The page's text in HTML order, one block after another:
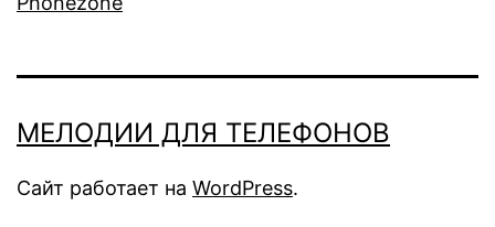
МЕЛОДИИ ДЛЯ ТЕЛЕФОНОВ
Сайт работает на WordPress.